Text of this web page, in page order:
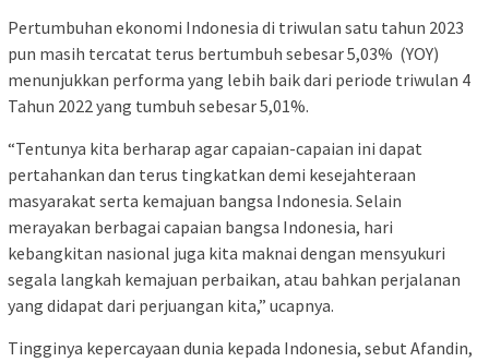
Pertumbuhan ekonomi Indonesia di triwulan satu tahun 2023
pun masih tercatat terus bertumbuh sebesar 5,03% (YOY)
menunjukkan performa yang lebih baik dari periode triwulan 4
Tahun 2022 yang tumbuh sebesar 5,01%.
“Tentunya kita berharap agar capaian-capaian ini dapat
pertahankan dan terus tingkatkan demi kesejahteraan
masyarakat serta kemajuan bangsa Indonesia. Selain
merayakan berbagai capaian bangsa Indonesia, hari
kebangkitan nasional juga kita maknai dengan mensyukuri
segala langkah kemajuan perbaikan, atau bahkan perjalanan
yang didapat dari perjuangan kita,” ucapnya.
Tingginya kepercayaan dunia kepada Indonesia, sebut Afandin,